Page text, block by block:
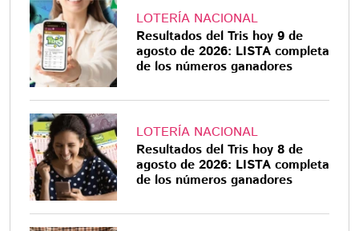
LOTERÍA NACIONAL
Resultados del Tris hoy 9 de
agosto de 2026: LISTA completa
de los números ganadores
LOTERÍA NACIONAL
Resultados del Tris hoy 8 de
agosto de 2026: LISTA completa
de los números ganadores